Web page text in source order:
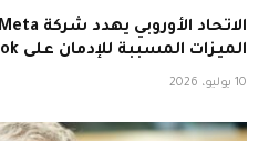
الميزات المسببة للإدمان على Facebook وInstagram
10 يوليو، 2026